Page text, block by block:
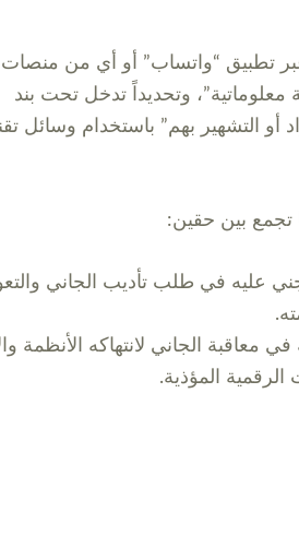
تطبيق “واتساب” أو أي من منصات
معلوماتية”، وتحديداً تدخل تحت بند
أو التشهير بهم” باستخدام وسائل
تجمع بين حقين:
عليه في طلب تأديب الجاني
معاقبة الجاني لانتهاكه الأنظمة
الرقمية المؤذية.